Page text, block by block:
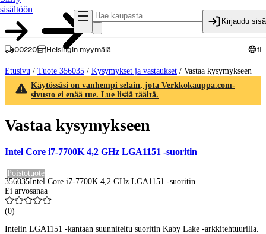
sisältöön
Kirjaudu
00220 Helsingin myymälä fi
Etusivu / Tuote 356035 / Kysymykset ja vastaukset / Vastaa kysymykseen
Käytössäsi on vanhempi selain, jota Verkkokauppa.com-
sivusto ei enää tue. Lue lisää täältä.
Vastaa kysymykseen
Intel Core i7-7700K 4,2 GHz LGA1151 -suoritin
Poistotuote
356035Intel Core i7-7700K 4,2 GHz LGA1151 -suoritin
Ei arvosanaa
(0)
Intelin LGA1151 -kantaan suunniteltu suoritin Kaby Lake -arkkitehtuurilla.